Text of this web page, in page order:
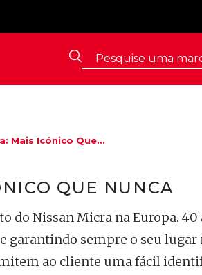
Mais Icónico Que...
QUE NUNCA
do Nissan Micra na Europa.
garantindo sempre o seu lugar
ao cliente uma fácil